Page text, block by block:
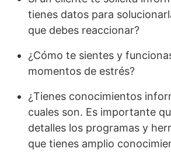
tienes datos para
que debes reaccionar?
¿Cómo te sientes y
momentos de estrés?
¿Tienes conocimientos
cuales son. Es importante
detalles los programas y
que tienes amplio